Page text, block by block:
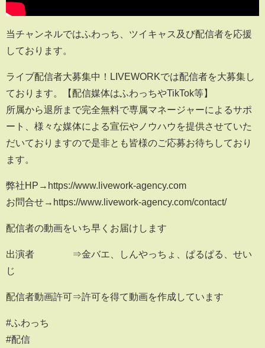
当チャンネルではふわっち、ツイキャス及び配信者を応援
しております。
ライブ配信者大募集中！LIVEWORKでは配信者を大募集し
ております。【配信媒体はふわっちやTikTok等】
所属から退所まで完全無料で専属マネージャーによるサポ
ート、様々な媒体による宣伝やノウハウを提供させていた
だいておりますので是非とも皆様のご応募お待ちしており
ます。
弊社HP→https://www.livework-agency.com
お問合せ→https://www.livework-agency.com/contact/
配信者の動画をいち早くお届けします
出演者 ⇒金バエ、しんやっちょ、ぱるぱる、せい
じ
配信者動画許可⇒許可を得て動画を作成しています
#ふわっち
#配信